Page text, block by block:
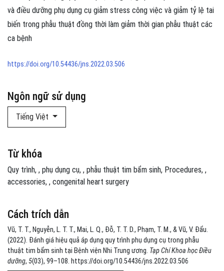
Ngôn ngữ sử dụng
Tiếng Việt
Cách trích dẫn
Vũ, T. T., Nguyễn, L. T. T., Mai, L. Q., Đỗ, T. T. D., Phạm, T. M., & Vũ, V. Đẩu.
(2022). Đánh giá hiệu quả áp dụng quy trình phụ dụng cụ trong phẫu
thuật tim bẩm sinh tại Bệnh viện Nhi Trung ương. Tạp Chí Khoa học Điều
dưỡng, 5(03), 99–108. https://doi.org/10.54436/jns.2022.03.506
và điều dưỡng phụ dụng cụ giảm stress công việc và giảm tỷ lệ tai
biến trong phẫu thuật đồng thời làm giảm thời gian phẫu thuật các
ca bệnh
https://doi.org/10.54436/jns.2022.03.506
Từ khóa
Quy trình , phụ dụng cụ , phẫu thuật tim bẩm sinh Procedures ,
accessories , congenital heart surgery